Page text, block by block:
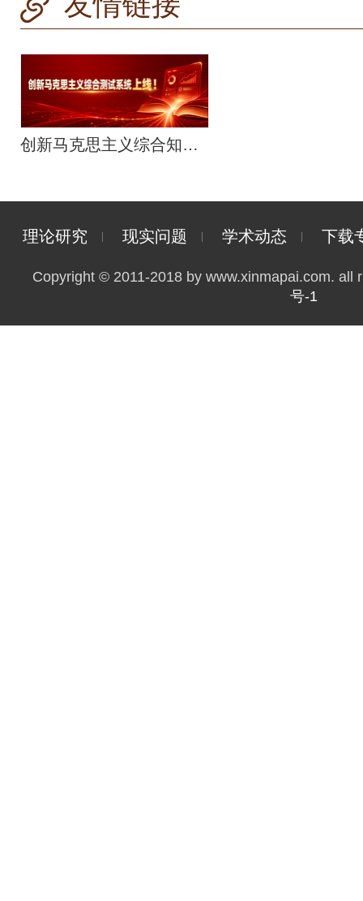
创新马克思主义综合知识问答系统
理论研究 现实问题 学术动态 下载
Copyright © 2011-2018 by www.xinmapai.com. all
号-1